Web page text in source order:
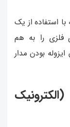
استفاده از یک
فلزی را به هم
بودن مدار